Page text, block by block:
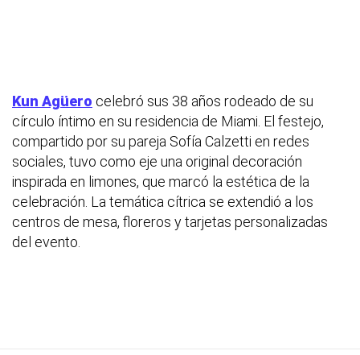
Kun Agüero celebró sus 38 años rodeado de su
círculo íntimo en su residencia de Miami. El festejo,
compartido por su pareja Sofía Calzetti en redes
sociales, tuvo como eje una original decoración
inspirada en limones, que marcó la estética de la
celebración. La temática cítrica se extendió a los
centros de mesa, floreros y tarjetas personalizadas
del evento.